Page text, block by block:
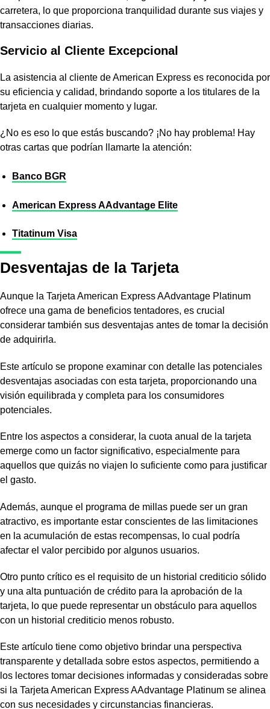
carretera, lo que proporciona tranquilidad durante sus viajes y
transacciones diarias.
Servicio al Cliente Excepcional
La asistencia al cliente de American Express es reconocida por
su eficiencia y calidad, brindando soporte a los titulares de la
tarjeta en cualquier momento y lugar.
¿No es eso lo que estás buscando? ¡No hay problema! Hay
otras cartas que podrían llamarte la atención:
Banco BGR
American Express AAdvantage Elite
Titatinum Visa
Desventajas de la Tarjeta
Aunque la Tarjeta American Express AAdvantage Platinum
ofrece una gama de beneficios tentadores, es crucial
considerar también sus desventajas antes de tomar la decisión
de adquirirla.
Este artículo se propone examinar con detalle las potenciales
desventajas asociadas con esta tarjeta, proporcionando una
visión equilibrada y completa para los consumidores
potenciales.
Entre los aspectos a considerar, la cuota anual de la tarjeta
emerge como un factor significativo, especialmente para
aquellos que quizás no viajen lo suficiente como para justificar
el gasto.
Además, aunque el programa de millas puede ser un gran
atractivo, es importante estar conscientes de las limitaciones
en la acumulación de estas recompensas, lo cual podría
afectar el valor percibido por algunos usuarios.
Otro punto crítico es el requisito de un historial crediticio sólido
y una alta puntuación de crédito para la aprobación de la
tarjeta, lo que puede representar un obstáculo para aquellos
con un historial crediticio menos robusto.
Este artículo tiene como objetivo brindar una perspectiva
transparente y detallada sobre estos aspectos, permitiendo a
los lectores tomar decisiones informadas y consideradas sobre
si la Tarjeta American Express AAdvantage Platinum se alinea
con sus necesidades y circunstancias financieras.